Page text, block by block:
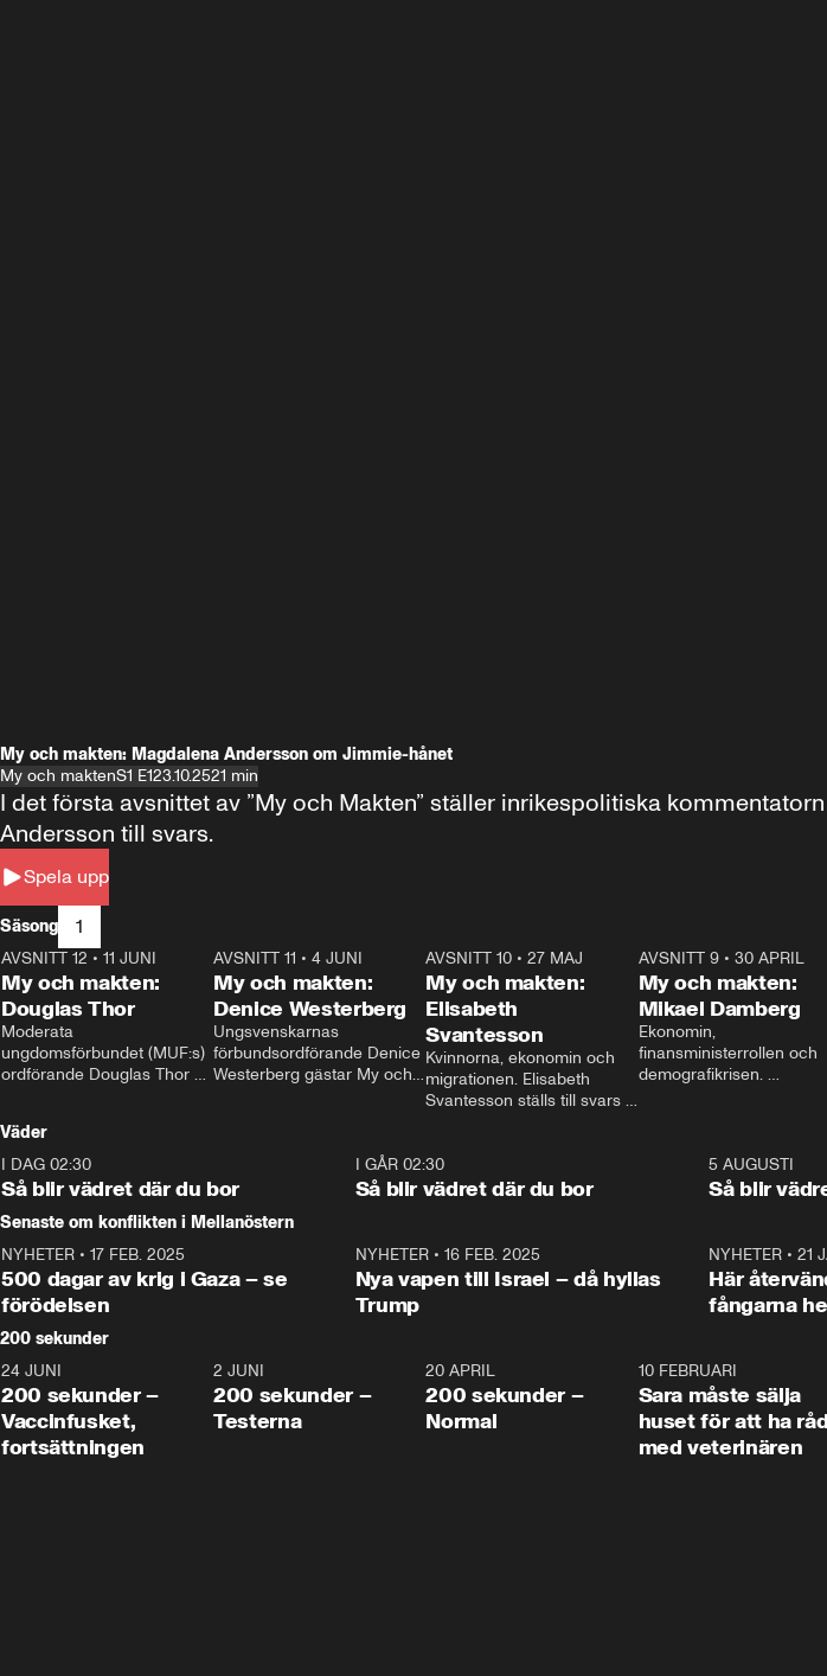
My och makten: Magdalena Andersson om Jimmie-hånet
My och maktenS1 E123.10.2521 min
Spela upp
I det första avsnittet av ”My och Makten” ställer inrikespolitiska
Andersson till svars.
Säsong 1
26:27
AVSNITT 12 • 11 JUNI
My och makten:
Douglas Thor
Moderata
ungdomsförbundet (MUF:s)
ordförande Douglas Thor
tonårsutvisningarna och hur
Moderaterna ska locka
väljare till valet i höst.
23:40
AVSNITT 11 •4 JUNI
My och makten:
Denice Westerberg
Ungsvenskarnas
förbundsordförande Denice
Westerberg gästar My och
AVSNITT 10 •27 MAJ
My och makten:
Elisabeth
Svantesson
Kvinnorna, ekonomin och
migrationen. Elisabeth
Svantesson ställs till svars
AVSNITT 9• 30 APRIL
My och makten:
Mikael Damberg
Ekonomin,
finansministerrollen och
demografikrisen.
och Makten.
Väder
I DAG 02:30
Så blir vädret där du bor
1:06
I GÅR 02:30
Så blir vädret där du bor
5 AUGUSTI
Så blir
Senaste om konflikten i Mellanöstern
NYHETER • 17 FEB. 2025
500 dagar av krig i Gaza – se
förödelsen
NYHETER• 16 FEB. 2025
Nya vapen till Israel – då hyllas
Trump
NYHETER •21
Här
fångarna
200 sekunder
5:00
24 JUNI
200 sekunder –
Vaccinfusket,
fortsättningen
4:23
2 JUNI
200 sekunder –
Testerna
20 APRIL
200 sekunder –
Normal
10 FEBRUARI
Sara måste sälja
huset för att ha råd
med veterinären